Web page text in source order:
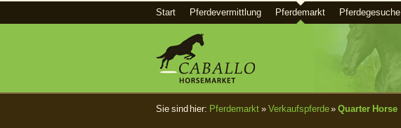
Start Pferdevermittlung Pferdemarkt Pferdegesuche
Sie sind hier: Pferdemarkt » Verkaufspferde» Quarter Horse